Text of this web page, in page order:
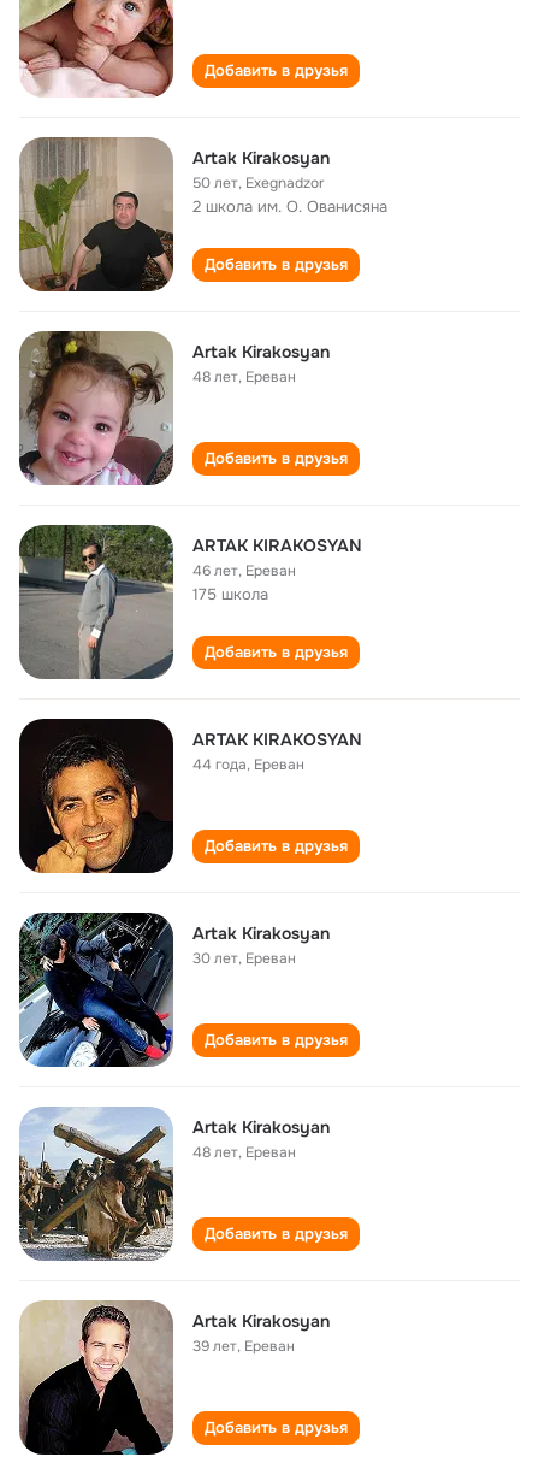
Добавить в друзья
Artak Kirakosyan
50 лет, Exegnadzor
2 школа им. О. Ованисяна
Добавить в друзья
Artak Kirakosyan
48 лет, Ереван
Добавить в друзья
ARTAK KIRAKOSYAN
46 лет, Ереван
175 школа
Добавить в друзья
ARTAK KIRAKOSYAN
44 года, Ереван
Добавить в друзья
Artak Kirakosyan
30 лет, Ереван
Добавить в друзья
Artak Kirakosyan
48 лет, Ереван
Добавить в друзья
Artak Kirakosyan
39 лет, Ереван
Добавить в друзья